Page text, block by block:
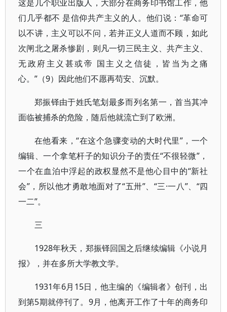
这是几个职业出版人，大部分在商务印书馆工作，他
们几乎都不 是信仰共产主义的人。他们说：“革命可
以不讲，主义可以不问，若并正义人道而不顾，如此
次闸北之屠杀惨剧，则凡一切三民主义、共产主义、
无政府主义甚或帝 国主义之信徒，皆当为之痛
心。”（9）因此他们不愿再苟安、沉默。
郑振铎由于姓氏笔划最多而列名第一，首当其冲
面临被捕杀的危险，随后他就流亡到了欧洲。
在他看来，“在这个急骤变动的大时代里”，一个
编辑、一个拿笔杆子的知识分子的责任“不很轻微”，
一个在血泊中浮起的政权显然不是他心目中的“新社
会”，所以他才勇敢地面对了“五卅”、“三·一八”、“四
一二”。
三
1928年秋天，郑振铎回国之后继续编辑《小说月
报》，并在多所大学教文学。
1931年6月15日，他主编的《编辑者》创刊，出
到第5期就停刊了。9月，他离开工作了十年的商务印